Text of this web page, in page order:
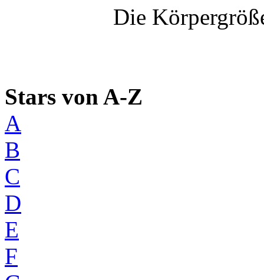
Die
Stars von A-Z
A
B
C
D
E
F